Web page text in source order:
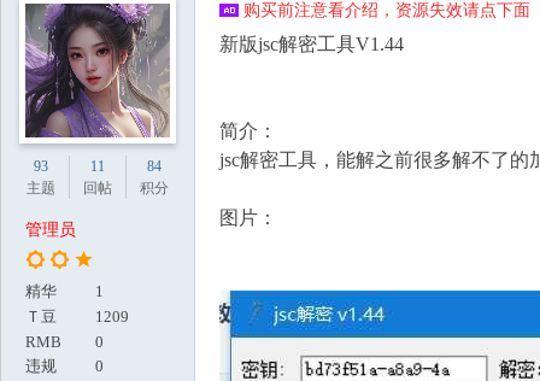
93
主题
11
回帖
84
积分
管理员
精华
1
Ｔ豆
1209
RMB
0
违规
0
购买前注意看介绍，资源失效请点下
新版jsc解密工具V1.44
简介：
jsc解密工具，能解之前很多解不了
图片：